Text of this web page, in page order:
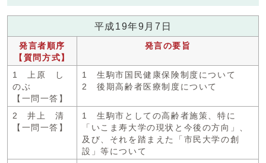
平成19年9月7日
発言者順序
【質問方式】
発言の要旨
1 上原 し
のぶ
【一問一答】
1 生駒市国民健康保険制度について
2 後期高齢者医療制度について
2 井上 清
【一問一答】
1 生駒市としての高齢者施策、特に
「いこま寿大学の現状と今後の方向」、
及び、それを踏まえた「市民大学の創
設」等について